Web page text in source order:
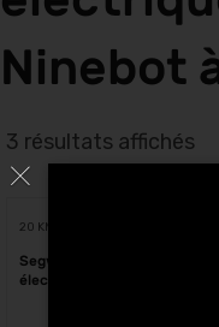
Ninebot
3 résultats affichés
20 KM
Segway Ninebot E22E
électrique Maroc